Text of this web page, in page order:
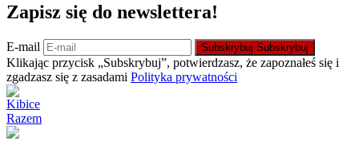
Zapisz się do newslettera!
E-mail Subskrybuj Subskrybuj
Klikając przycisk „Subskrybuj”, potwierdzasz, że zapoznałeś się i
zgadzasz się z zasadami Polityka prywatności